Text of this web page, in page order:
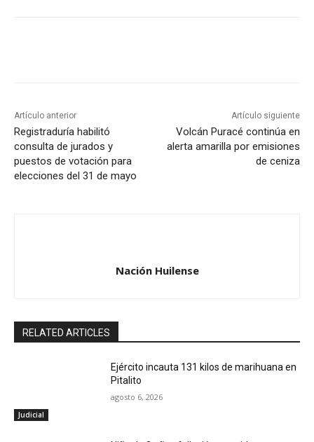
Artículo anterior
Registraduría habilitó
consulta de jurados y
puestos de votación para
elecciones del 31 de mayo
Artículo siguiente
Volcán Puracé continúa en
alerta amarilla por emisiones
de ceniza
Nación Huilense
RELATED ARTICLES
Judicial
Ejército incauta 131 kilos de marihuana en
Pitalito
agosto 6, 2026